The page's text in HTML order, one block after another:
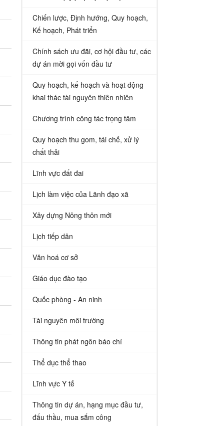
Chiến lược, Định hướng, Quy hoạch,
Kế hoạch, Phát triển
Chính sách ưu đãi, cơ hội đầu tư, các
dự án mời gọi vốn đầu tư
Quy hoạch, kế hoạch và hoạt động
khai thác tài nguyên thiên nhiên
Chương trình công tác trọng tâm
Quy hoạch thu gom, tái chế, xử lý
chất thải
Lĩnh vực đất đai
Lịch làm việc của Lãnh đạo xã
Xây dựng Nông thôn mới
Lịch tiếp dân
Văn hoá cơ sở
Giáo dục đào tạo
Quốc phòng - An ninh
Tài nguyên môi trường
Thông tin phát ngôn báo chí
Thể dục thể thao
Lĩnh vực Y tế
Thông tin dự án, hạng mục đầu tư,
đấu thầu, mua sắm công